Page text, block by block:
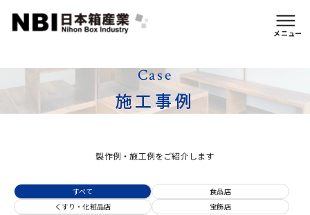
メニュー
イージーオーダー仕様
Case
施工事例
製作例・施工例をご紹介します
すべて
食品店
くすり・化粧品店
宝飾店